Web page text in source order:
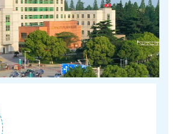
交金的通知
网站关于调整托老服务项目价
网站关于开展"上门服务费"等
价格公示
医患相伴护安康
耕护理服务｜我院召开2026
员会首次工作会议
思享会圆满结束，以学术思享